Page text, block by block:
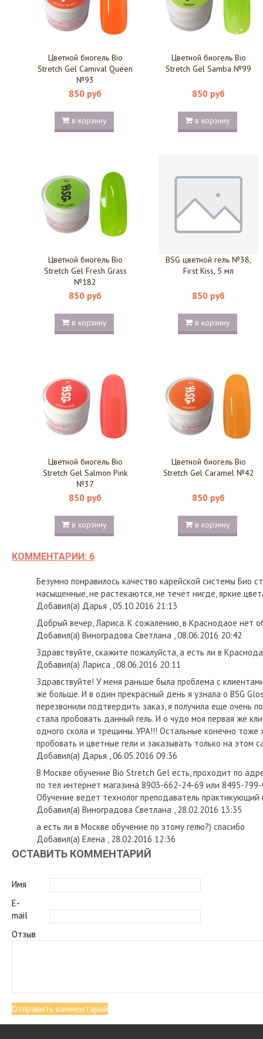
Цветной биогель Bio
Stretch Gel Camival Queen
№93
850 руб
в корзину
Цветной биогель Bio
Stretch Gel Samba №99
850 руб
в корзину
Цветной биогель Bio
Stretch Gel Fresh Grass
№182
850 руб
в корзину
BSG цветной гель №38,
First Kiss, 5 мл
850 руб
в корзину
Цветной биогель Bio
Stretch Gel Salmon Pink
№37
850 руб
в корзину
Цветной биогель Bio
Stretch Gel Caramel №42
850 руб
в корзину
КОММЕНТАРИИ: 6
Безумно понравилось качество карейской системы Био
насыщенные, не растекаются, не течёт нигде, яркие
Добавил(а) Дарья , 05.10.2016 21:13
Добрый вечер, Лариса. К сожалению, в Краснодаое нет
Добавил(а) Виноградова Светлана , 08.06.2016 20:42
Здравствуйте, скажите пожалуйста, а есть ли в
Добавил(а) Лариса , 08.06.2016 20:11
Здравствуйте! У меня раньше была проблема с
же больше. И в один прекрасный день я узнала о BSG
перезвонили подтвердить заказ, я получила еще очень
стала пробовать данный гель. И о чудо моя первая же
одного скола и трещины. УРА!!! Остальные конечно
пробовать и цветные гели и заказывать только на этом
Добавил(а) Дарья , 06.05.2016 09:36
В Москве обучение Bio Stretch Gel есть, проходит по
по тел интернет магазина 8903-662-24-69 или 8495-
Обучение ведет технолог преподаватель
Добавил(а) Виноградова Светлана , 28.02.2016 13:35
а есть ли в Москве обучение по этому гелю?) спасибо
Добавил(а) Елена , 28.02.2016 12:36
ОСТАВИТЬ КОММЕНТАРИЙ
Имя
E-
mail
Отзыв
Отправить комментарий